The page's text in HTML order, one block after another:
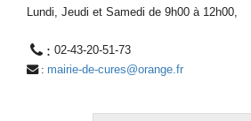
Lundi, Jeudi et Samedi de 9h00 à 12h00,
: 02-43-20-51-73
: mairie-de-cures@orange.fr